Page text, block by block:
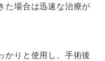
た場合は迅速な治療が
かりと使用し、手術後